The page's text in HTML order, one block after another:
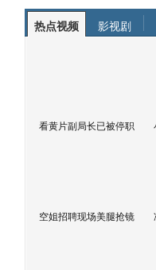
热点视频 影视剧
看黄片副局长已被停职
空姐招聘现场美腿抢镜